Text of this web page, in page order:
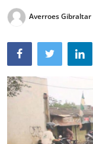
Olahraga
Nasional
Averroes Gibraltar